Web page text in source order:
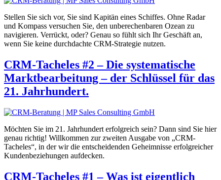
Stellen Sie sich vor, Sie sind Kapitän eines Schiffes. Ohne Radar
und Kompass versuchen Sie, den unberechenbaren Ozean zu
navigieren. Verrückt, oder? Genau so fühlt sich Ihr Geschäft an,
wenn Sie keine durchdachte CRM-Strategie nutzen.
CRM-Tacheles #2 – Die systematische
Marktbearbeitung – der Schlüssel für das
21. Jahrhundert.
Möchten Sie im 21. Jahrhundert erfolgreich sein? Dann sind Sie hier
genau richtig! Willkommen zur zweiten Ausgabe von „CRM-
Tacheles“, in der wir die entscheidenden Geheimnisse erfolgreicher
Kundenbeziehungen aufdecken.
CRM-Tacheles #1 – Was ist eigentlich